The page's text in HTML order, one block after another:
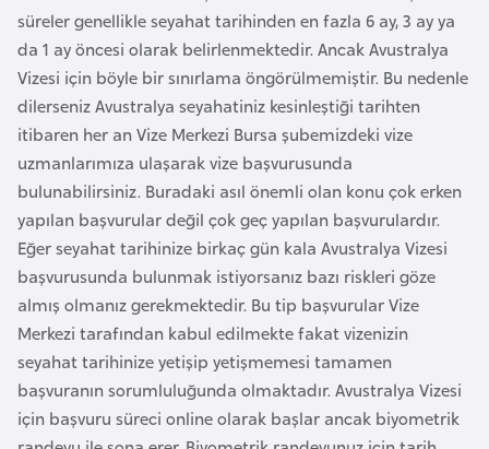
süreler genellikle seyahat tarihinden en fazla 6 ay, 3 ay ya
da 1 ay öncesi olarak belirlenmektedir. Ancak Avustralya
Vizesi için böyle bir sınırlama öngörülmemiştir. Bu nedenle
dilerseniz Avustralya seyahatiniz kesinleştiği tarihten
itibaren her an Vize Merkezi Bursa şubemizdeki vize
uzmanlarımıza ulaşarak vize başvurusunda
bulunabilirsiniz. Buradaki asıl önemli olan konu çok erken
yapılan başvurular değil çok geç yapılan başvurulardır.
Eğer seyahat tarihinize birkaç gün kala Avustralya Vizesi
başvurusunda bulunmak istiyorsanız bazı riskleri göze
almış olmanız gerekmektedir. Bu tip başvurular Vize
Merkezi tarafından kabul edilmekte fakat vizenizin
seyahat tarihinize yetişip yetişmemesi tamamen
başvuranın sorumluluğunda olmaktadır. Avustralya Vizesi
için başvuru süreci online olarak başlar ancak biyometrik
s
o
Ç
a
d
Ç
e
k
C
u
m
h